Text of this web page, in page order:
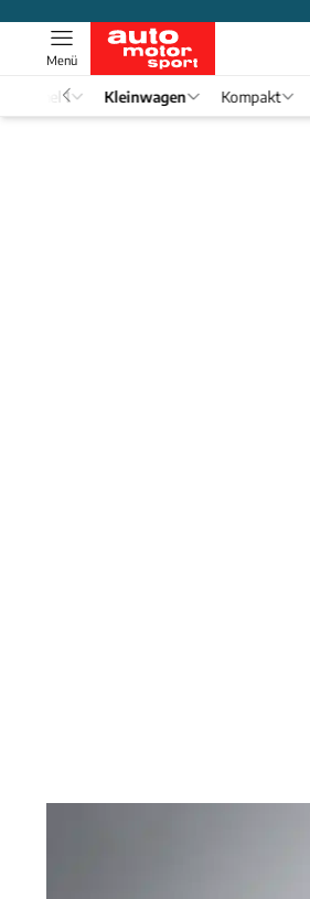
Menü
Formel 1 Kleinwagen Kompakt